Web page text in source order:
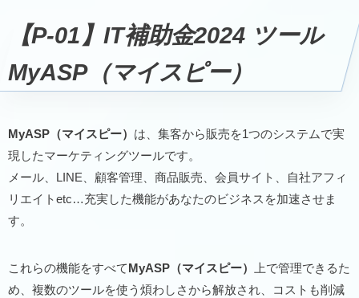
【P-01】IT補助金2024 ツール
MyASP（マイスピー）
MyASP（マイスピー） は、集客から販売を1つのシステムで実
現したマーケティングツールです。
メール、LINE、顧客管理、商品販売、会員サイト、自社アフィ
リエイトetc…充実した機能があなたのビジネスを加速させま
す。
これらの機能をすべてMyASP（マイスピー） 上で管理できるた
め、複数のツールを使う煩わしさから解放され、コストも削減